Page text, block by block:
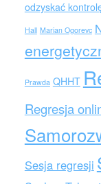
odzyskać
Hall Marian Ogorevc
Prawda QHHT
Regresja
Sesja regresji